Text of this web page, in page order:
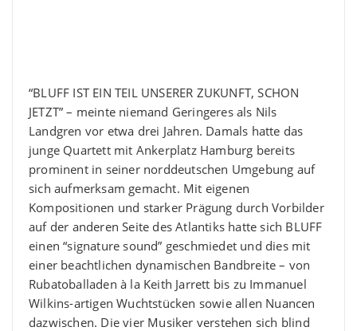
“BLUFF IST EIN TEIL UNSERER ZUKUNFT, SCHON
JETZT” – meinte niemand Geringeres als Nils
Landgren vor etwa drei Jahren. Damals hatte das
junge Quartett mit Ankerplatz Hamburg bereits
prominent in seiner norddeutschen Umgebung auf
sich aufmerksam gemacht. Mit eigenen
Kompositionen und starker Prägung durch Vorbilder
auf der anderen Seite des Atlantiks hatte sich BLUFF
einen “signature sound” geschmiedet und dies mit
einer beachtlichen dynamischen Bandbreite – von
Rubatoballaden à la Keith Jarrett bis zu Immanuel
Wilkins-artigen Wuchtstücken sowie allen Nuancen
dazwischen. Die vier Musiker verstehen sich blind